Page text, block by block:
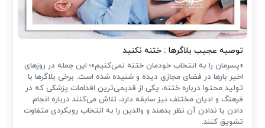
توصیه عجیب بلاگرها : ختنه نکنید
«پسرمان را به انتخاب خودمان ختنه نمی‌کنیم»؛ این جمله در روزهای
اخیر بارها در فضای مجازی دیده و شنیده شده است. برخی بلاگرها با
تولید محتوا درباره ختنه، یکی از قدیمی‌ترین اقدامات پزشکی که در
فرهنگ و ادیان مختلف نیز سابقه دارد، تلاش می‌کنند درباره انجام
دادن یا ندادن آن نظر بدهند و والدین را به انتخاب رویکردی متفاوت
تشویق کنند.